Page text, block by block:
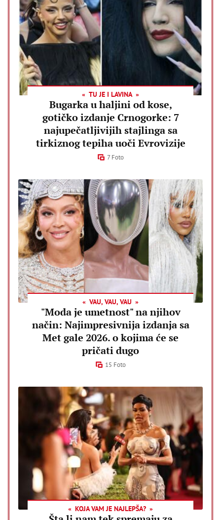
TU JE I LAVINA
Bugarka u haljini od kose,
gotičko izdanje Crnogorke: 7
najupečatljivijih stajlinga sa
tirkiznog tepiha uoči Evrovizije
7 Foto
VAU, VAU, VAU
"Moda je umetnost" na njihov
način: Najimpresivnija izdanja sa
Met gale 2026. o kojima će se
pričati dugo
15 Foto
KOJA VAM JE NAJLEPŠA?